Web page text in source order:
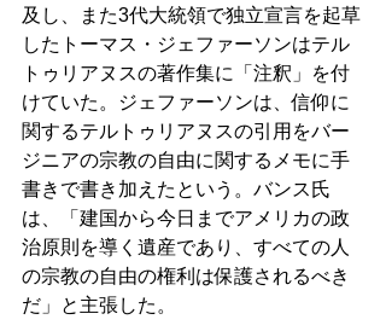
及し、また3代大統領で独立宣言を起草
したトーマス・ジェファーソンはテル
トゥリアヌスの著作集に「注釈」を付
けていた。ジェファーソンは、信仰に
関するテルトゥリアヌスの引用をバー
ジニアの宗教の自由に関するメモに手
書きで書き加えたという。バンス氏
は、「建国から今日までアメリカの政
治原則を導く遺産であり、すべての人
の宗教の自由の権利は保護されるべき
だ」と主張した。